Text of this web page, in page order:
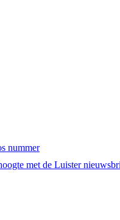
nummer
met de Luister